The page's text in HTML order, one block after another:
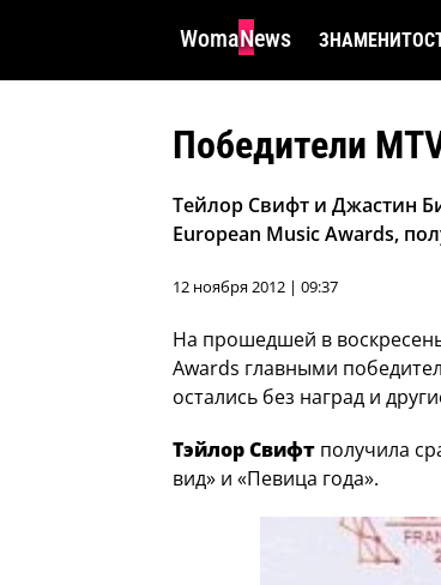
WomaNews
Победители
Тейлор Свифт и Джастин
European Music Awards,
12 ноября 2012 | 09:37
На прошедшей в
Awards главными
остались без наград и
Тэйлор Свифт получила
вид» и «Певица года».